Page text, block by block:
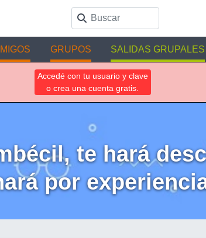
GRUPOS SALIDAS GRUPALES
Accedé con tu usuario y clave
o crea una cuenta gratis.
te hará
por